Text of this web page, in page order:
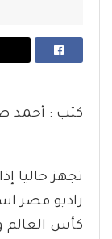
كتب : أحمد
تجهز حاليا
راديو مصر
كأس العالم